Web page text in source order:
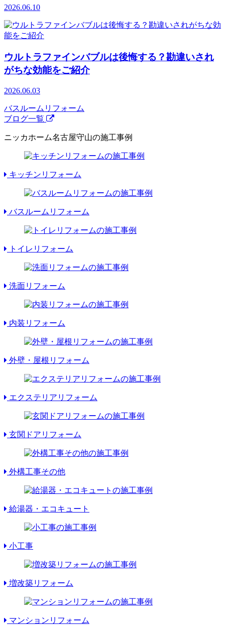
2026.06.10
ウルトラファインバブルは後悔する？勘違いされ
がちな効能をご紹介
2026.06.03
バスルームリフォーム
ブログ一覧
ニッカホーム名古屋守山の施工事例
キッチンリフォーム
バスルームリフォーム
トイレリフォーム
洗面リフォーム
内装リフォーム
外壁・屋根リフォーム
エクステリアリフォーム
玄関ドアリフォーム
外構工事その他
給湯器・エコキュート
小工事
増改築リフォーム
マンションリフォーム